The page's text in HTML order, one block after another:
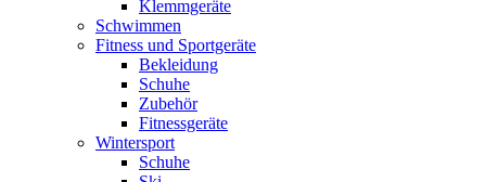
Klemmgeräte
Schwimmen
Fitness und Sportgeräte
Bekleidung
Schuhe
Zubehör
Fitnessgeräte
Wintersport
Schuhe